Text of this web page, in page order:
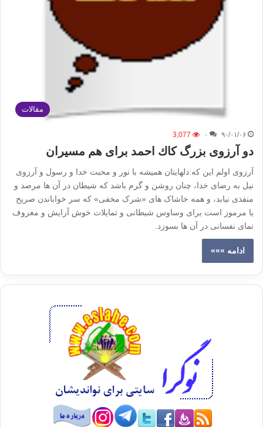
مقالات
۹۰/۰۱/۰۶ ۰ 3,077
دو آرزوی بزرگ كاك احمد برای هم مسیران
آرزوی اولم این که:دلهایتان همیشه با نور و محبت خدا و رسول و آرزوی
نیل به رضای خدا، چنان روشن و گرم باشد که شیطان در آن ها مرصد و
منفذی نیابد، و همه خاشاک های «شرک مخفی» که سر خواباندن صریح
یا مرموز است برای وساوس شیطانی و تمایلات خوش آرایش و معروف
نمای نفسانی در آن ها بسوزد.
ادامه »»»